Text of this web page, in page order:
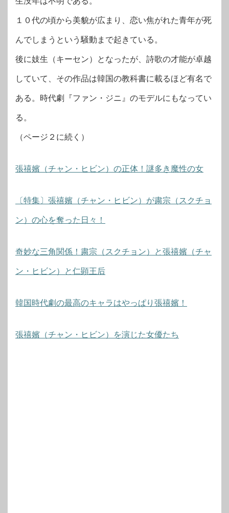
１０代の頃から美貌が広まり、恋い焦がれた青年が死
んでしまうという騒動まで起きている。
後に妓生（キーセン）となったが、詩歌の才能が卓越
していて、その作品は韓国の教科書に載るほど有名で
ある。時代劇『ファン・ジニ』のモデルにもなってい
る。
（ページ２に続く）
張禧嬪（チャン・ヒビン）の正体！謎多き魔性の女
〔特集〕張禧嬪（チャン・ヒビン）が粛宗（スクチョ
ン）の心を奪った日々！
奇妙な三角関係！粛宗（スクチョン）と張禧嬪（チャ
ン・ヒビン）と仁顕王后
韓国時代劇の最高のキャラはやっぱり張禧嬪！
張禧嬪（チャン・ヒビン）を演じた女優たち